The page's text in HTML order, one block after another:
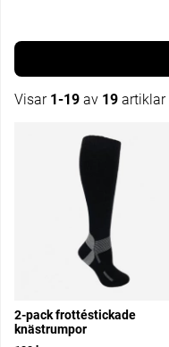
Visar 1-19 av 19 artiklar
2-pack frottéstickade
knästrumpor